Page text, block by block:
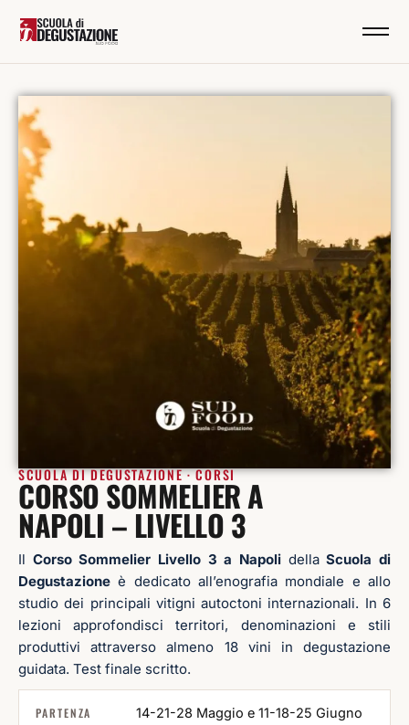
SCUOLA DI DEGUSTAZIONE · CORSI
CORSO SOMMELIER A
NAPOLI – LIVELLO 3
Il Corso Sommelier Livello 3 a Napoli dellaScuola di
Degustazione è dedicato all’enografia mondiale e allo
studio dei principali vitigni autoctoni internazionali. In 6
lezioni approfondisci territori, denominazioni e stili
produttivi attraverso almeno 18 vini in degustazione
guidata. Test finale scritto.
PARTENZA
14-21-28 Maggio e 11-18-25 Giugno